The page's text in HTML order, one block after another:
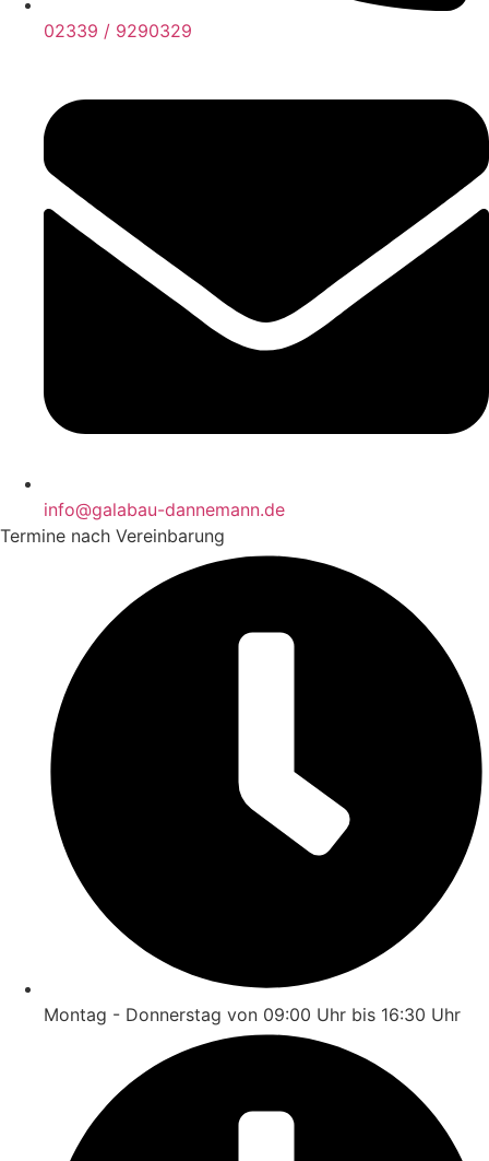
02339 / 9290329
info@galabau-dannemann.de
Termine nach Vereinbarung
Montag - Donnerstag von 09:00 Uhr bis 16:30 Uhr